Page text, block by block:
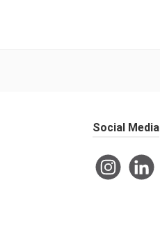
Social Media
InstagramLinkedIn